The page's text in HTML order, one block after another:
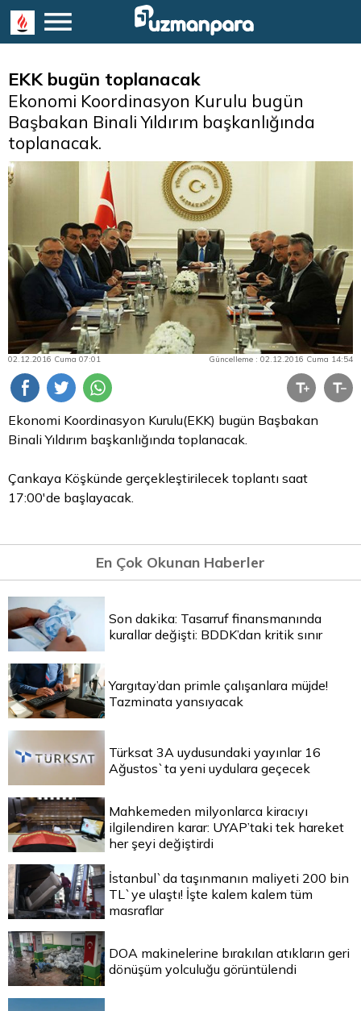
EKK bugün toplanacak
Ekonomi Koordinasyon Kurulu bugün
Başbakan Binali Yıldırım başkanlığında
toplanacak.
02.12.2016 Cuma 07:01 Güncelleme : 02.12.2016 Cuma 14:54
Ekonomi Koordinasyon Kurulu(EKK) bugün Başbakan
Binali Yıldırım başkanlığında toplanacak.
Çankaya Köşkünde gerçekleştirilecek toplantı saat
17:00'de başlayacak.
En Çok Okunan Haberler
Son dakika: Tasarruf finansmanında
kurallar değişti: BDDK’dan kritik sınır
Yargıtay’dan primle çalışanlara müjde!
Tazminata yansıyacak
Türksat 3A uydusundaki yayınlar 16
Ağustos`ta yeni uydulara geçecek
Mahkemeden milyonlarca kiracıyı
ilgilendiren karar: UYAP’taki tek hareket
her şeyi değiştirdi
İstanbul`da taşınmanın maliyeti 200 bin
TL`ye ulaştı! İşte kalem kalem tüm
masraflar
DOA makinelerine bırakılan atıkların geri
dönüşüm yolculuğu görüntülendi